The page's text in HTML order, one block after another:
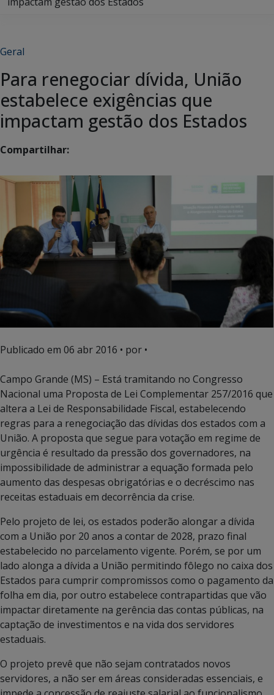
Geral
Para renegociar dívida, União
estabelece exigências que
impactam gestão dos Estados
Compartilhar:
Publicado em 06 abr 2016 • por •
Campo Grande (MS) – Está tramitando no Congresso
Nacional uma Proposta de Lei Complementar 257/2016 que
altera a Lei de Responsabilidade Fiscal, estabelecendo
regras para a renegociação das dívidas dos estados com a
União. A proposta que segue para votação em regime de
urgência é resultado da pressão dos governadores, na
impossibilidade de administrar a equação formada pelo
aumento das despesas obrigatórias e o decréscimo nas
receitas estaduais em decorrência da crise.
Pelo projeto de lei, os estados poderão alongar a dívida
com a União por 20 anos a contar de 2028, prazo final
estabelecido no parcelamento vigente. Porém, se por um
lado alonga a dívida a União permitindo fôlego no caixa dos
Estados para cumprir compromissos como o pagamento da
folha em dia, por outro estabelece contrapartidas que vão
impactar diretamente na gerência das contas públicas, na
captação de investimentos e na vida dos servidores
estaduais.
O projeto prevê que não sejam contratados novos
servidores, a não ser em áreas consideradas essenciais, e